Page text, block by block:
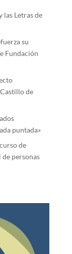
las Letras de
su
Fundación
de
puntada»
de
personas